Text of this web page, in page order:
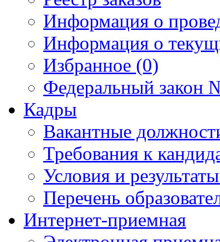
Информация о
Информация о
Избранное (0)
Федеральный закон
Кадры
Вакантные
Требования к
Условия и
Перечень
Интернет-приемная